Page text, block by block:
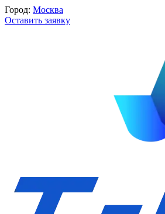
Город: Москва
Оставить заявку